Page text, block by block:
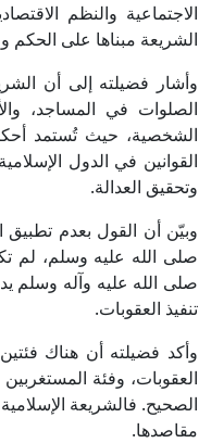
الاجتماعية والنظم
الشريعة مبناها على
وأشار فضيلته إلى أن
الصلوات في المساجد،
الشخصية، حيث تُستمد
القوانين في الدول
وتحقيق العدالة.
وبيّن أن القول بعدم
صلى الله عليه وسلم، لم
صلى الله عليه وآله وسلم
تنفيذ العقوبات.
وأكد فضيلته أن هناك
العقوبات، وفئة
الصحيح. فالشريعة
مقاصدها.